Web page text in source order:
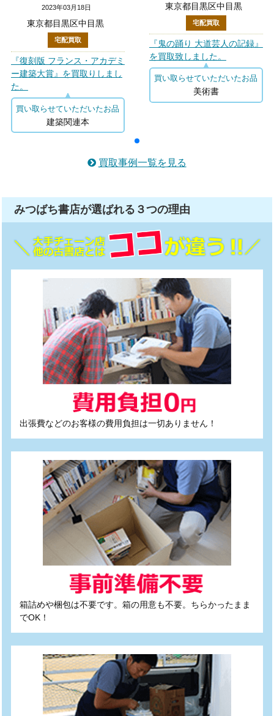
2023年03月18日
東京都目黒区中目黒
宅配買取
『復刻版 フランス・アカデミ
ー建築大賞』を買取りしまし
た。
買い取らせていただいたお品
建築関連本
東京都目黒区中目黒
宅配買取
『鬼の踊り 大道芸人の記録』
を買取致しました。
買い取らせていただいたお品
美術書
買取事例一覧を見る
みつばち書店が選ばれる ３つの理由
出張費などのお客様の費用負担は一切ありません！
箱詰めや梱包は不要です。箱の用意も不要。ちらかったまま
でOK！